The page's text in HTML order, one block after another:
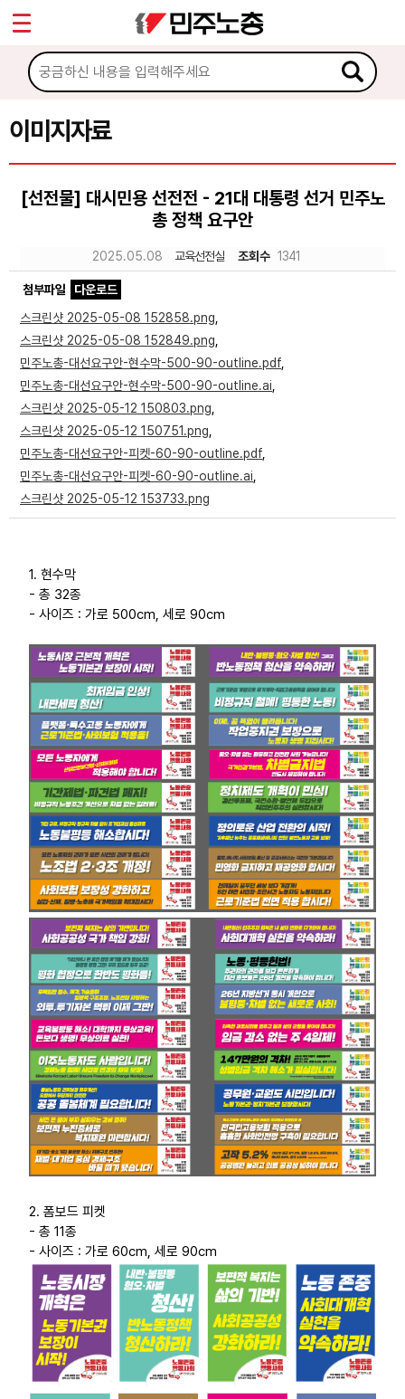
이미지자료
[선전물] 대시민용 선전전 - 21대 대통령 선거 민주노
총 정책 요구안
2025.05.08 교육선전실 조회수 1341
첨부파일
다운로드
스크린샷 2025-05-08 152858.png
스크린샷 2025-05-08 152849.png
민주노총-대선요구안-현수막-500-90-outline.pdf
민주노총-대선요구안-현수막-500-90-outline.ai
스크린샷 2025-05-12 150803.png
스크린샷 2025-05-12 150751.png
민주노총-대선요구안-피켓-60-90-outline.pdf
민주노총-대선요구안-피켓-60-90-outline.ai
스크린샷 2025-05-12 153733.png
1. 현수막
- 총 32종
- 사이즈 : 가로 500cm, 세로 90cm
2. 폼보드 피켓
- 총 11종
- 사이즈 : 가로 60cm, 세로 90cm
마이페이지
소개
소식
문서자료
이미지자료
미디어자료
카드뉴스
부설기관
업무
Sketchbook5, 스케치북5
Sketchbook5, 스케치북5